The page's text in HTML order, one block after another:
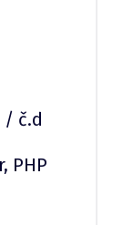
/ č.d
PHP